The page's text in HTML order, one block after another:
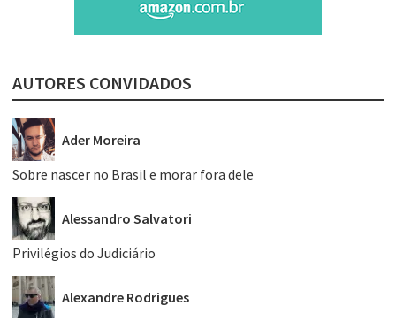
AUTORES CONVIDADOS
Ader Moreira
Sobre nascer no Brasil e morar fora dele
Alessandro Salvatori
Privilégios do Judiciário
Alexandre Rodrigues